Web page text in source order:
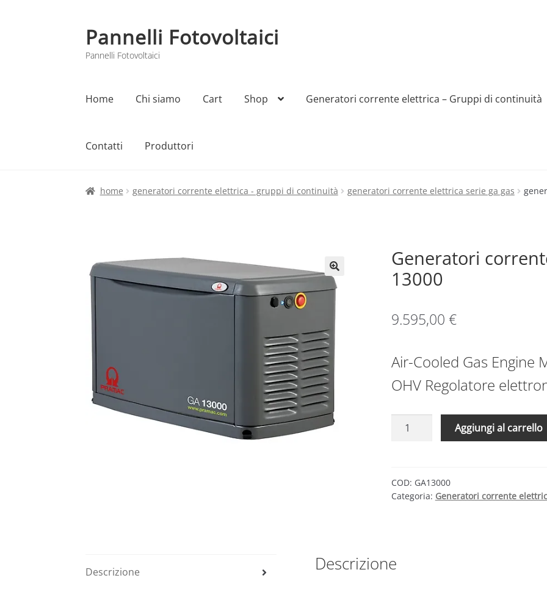
Vai
alla
navigazione
Vai
al
contenuto
Pannelli Fotovoltaici
Pannelli Fotovoltaici
Home Chi siamo Cart Shop Generatori corrente elettrica – Gruppi di continuità
Contatti Produttori
Home Cart Checkout Chi siamo Contatti My account Produttori Sample Page Shop
home generatori corrente elettrica - gruppi di continuità generatori corrente elettrica serie ga gas
Generatori
13000
9.595,00 €
Air-Cooled Gas Engine
OHV Regolatore
Generatori
corrente
Serie
GA
Aggiungi al carrello
COD: GA13000
Categoria: Generatori corrente
Descrizione Descrizione